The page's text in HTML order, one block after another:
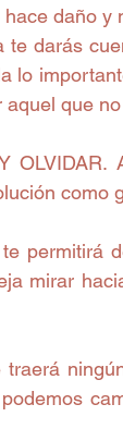
daño y
te darás
lo
que
como
permitirá
mirar